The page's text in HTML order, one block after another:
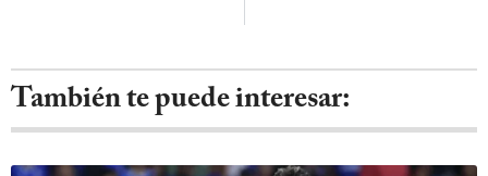
También te puede interesar: